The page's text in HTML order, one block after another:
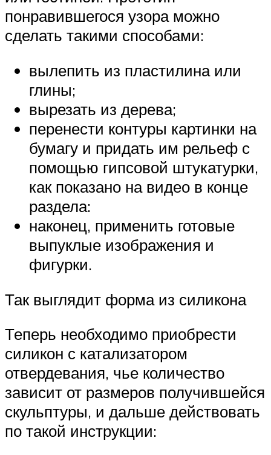
понравившегося узора можно
сделать такими способами:
вылепить из пластилина или
глины;
вырезать из дерева;
перенести контуры картинки на
бумагу и придать им рельеф с
помощью гипсовой штукатурки,
как показано на видео в конце
раздела:
наконец, применить готовые
выпуклые изображения и
фигурки.
Так выглядит форма из силикона
Теперь необходимо приобрести
силикон с катализатором
отвердевания, чье количество
зависит от размеров получившейся
скульптуры, и дальше действовать
по такой инструкции: